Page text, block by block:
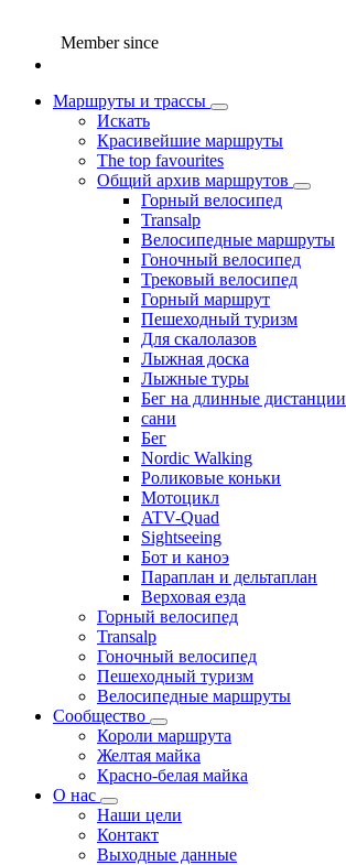
Member since
Маршруты и трассы
Искать
Красивейшие маршруты
The top favourites
Общий архив маршрутов
Горный велосипед
Transalp
Велосипедные маршруты
Гоночный велосипед
Трековый велосипед
Горный маршрут
Пешеходный туризм
Для скалолазов
Лыжная доска
Лыжные туры
Бег на длинные дистанции
сани
Бег
Nordic Walking
Роликовые коньки
Мотоцикл
ATV-Quad
Sightseeing
Бот и каноэ
Параплан и дельтаплан
Верховая езда
Горный велосипед
Transalp
Гоночный велосипед
Пешеходный туризм
Велосипедные маршруты
Сообщество
Короли маршрута
Желтая майка
Красно-белая майка
О нас
Наши цели
Контакт
Выходные данные